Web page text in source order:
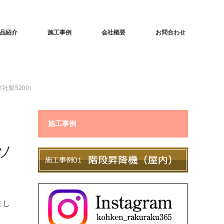
紹介 施工事例 会社概要 お問合わせ
製S200）
し
施工事例